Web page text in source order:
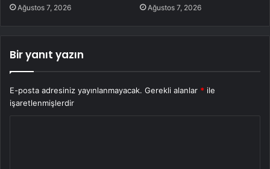
Ağustos 7, 2026 Ağustos 7, 2026
Bir yanıt yazın
E-posta adresiniz yayınlanmayacak. Gerekli alanlar * ile
işaretlenmişlerdir